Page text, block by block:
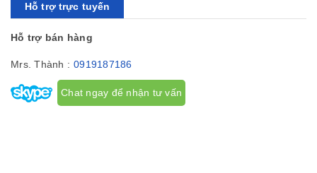
Hỗ trợ trực tuyến
Hỗ trợ bán hàng
Mrs. Thành : 0919187186
Chat ngay để nhận tư vấn